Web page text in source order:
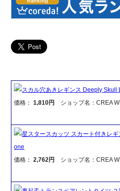
スカル穴あきレギンス Deeply Skull
価格：1,810円 ショップ名：CREA
星スタースカッツ スカート付きレ
one
価格：2,762円 ショップ名：CREA